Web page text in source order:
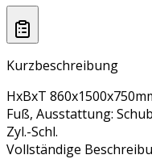
Kurzbeschreibung
HxBxT
Fuß, Ausstattung:
Zyl.-Schl.
Vollständige